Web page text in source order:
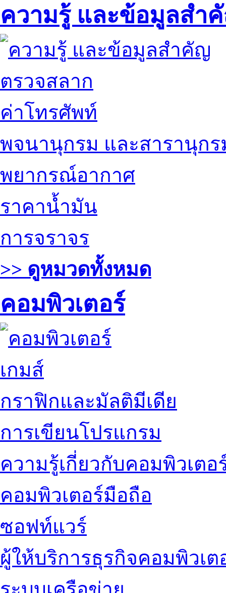
ความรู้ และข้อมูลสำ
ตรวจสลาก
ค่าโทรศัพท์
พจนานุกรม และสารานุกร
พยากรณ์อากาศ
ราคาน้ำมัน
การจราจร
>> ดูหมวดทั้งหมด
คอมพิวเตอร์
เกมส์
กราฟิกและมัลติมีเดีย
การเขียนโปรแกรม
ความรู้เกี่ยวกับคอมพิวเตอ
คอมพิวเตอร์มือถือ
ซอฟท์แวร์
ผู้ให้บริการธุรกิจคอมพิวเต